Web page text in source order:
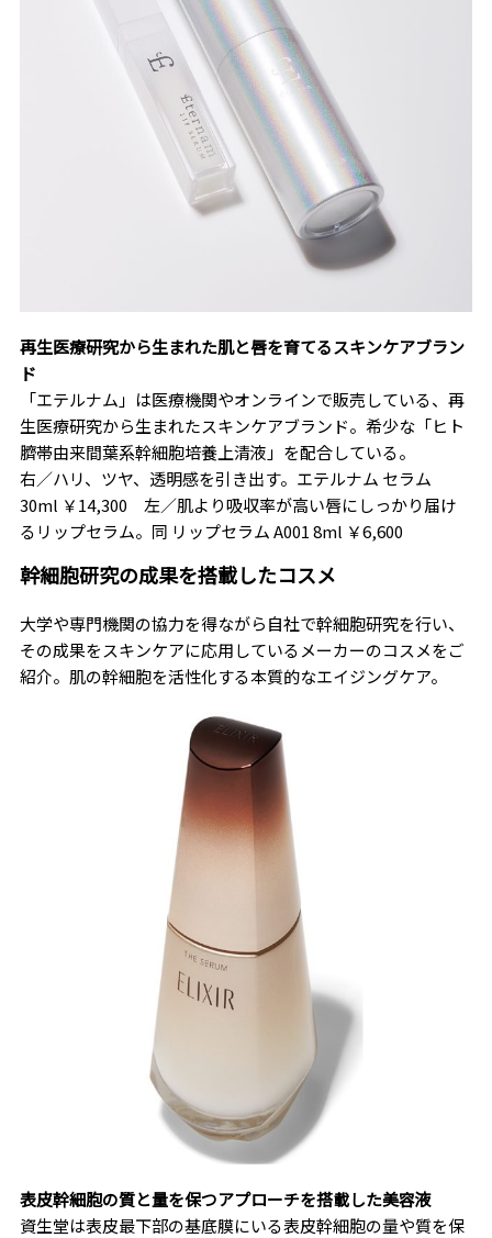
再生医療研究から生まれた肌と唇を育てるスキンケアブラン
ド
「エテルナム」は医療機関やオンラインで販売している、再
生医療研究から生まれたスキンケアブランド。希少な「ヒト
臍帯由来間葉系幹細胞培養上清液」を配合している。
右／ハリ、ツヤ、透明感を引き出す。エテルナム セラム
30ml ￥14,300 左／肌より吸収率が高い唇にしっかり届け
るリップセラム。同 リップセラム A001 8ml ￥6,600
幹細胞研究の成果を搭載したコスメ
大学や専門機関の協力を得ながら自社で幹細胞研究を行い、
その成果をスキンケアに応用しているメーカーのコスメをご
紹介。肌の幹細胞を活性化する本質的なエイジングケア。
表皮幹細胞の質と量を保つアプローチを搭載した美容液
資生堂は表皮最下部の基底膜にいる表皮幹細胞の量や質を保